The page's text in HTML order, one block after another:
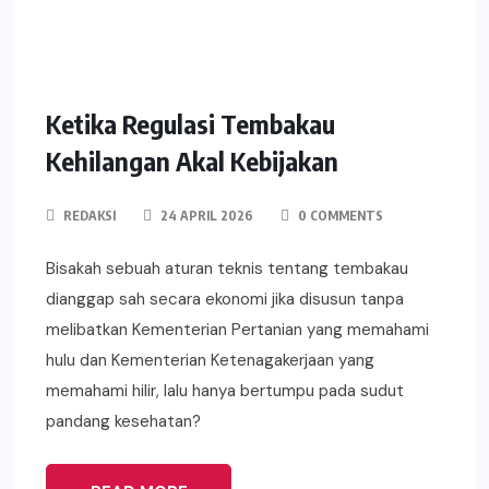
Ketika Regulasi Tembakau
Kehilangan Akal Kebijakan
REDAKSI 24 APRIL 2026 0 COMMENTS
Bisakah sebuah aturan teknis tentang tembakau
dianggap sah secara ekonomi jika disusun tanpa
melibatkan Kementerian Pertanian yang memahami
hulu dan Kementerian Ketenagakerjaan yang
memahami hilir, lalu hanya bertumpu pada sudut
pandang kesehatan?